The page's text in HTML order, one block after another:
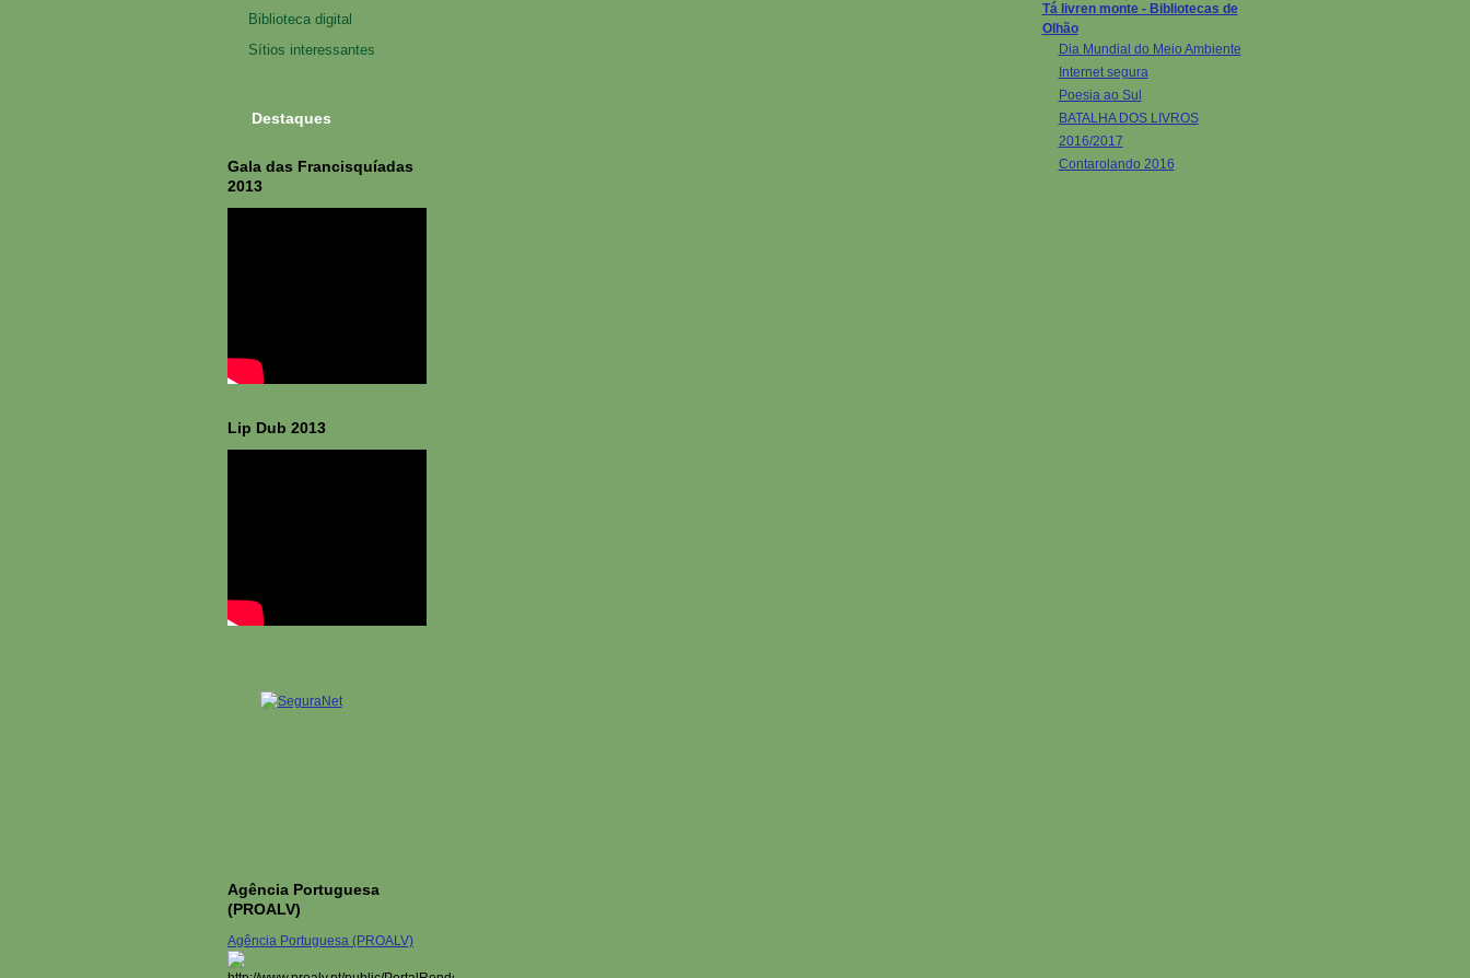
Tá livren monte - Bibliotecas de
Olhão
Dia Mundial do Meio Ambiente
Internet segura
Poesia ao Sul
BATALHA DOS LIVROS
2016/2017
Contarolando 2016
Biblioteca digital
Sítios interessantes
Destaques
Gala das Francisquíadas
2013
Lip Dub 2013
Agência Portuguesa
(PROALV)
Agência Portuguesa (PROALV)